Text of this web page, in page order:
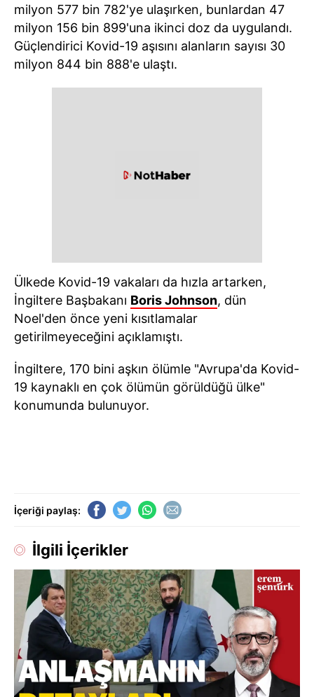
milyon 577 bin 782'ye ulaşırken, bunlardan 47
milyon 156 bin 899'una ikinci doz da uygulandı.
Güçlendirici Kovid-19 aşısını alanların sayısı 30
milyon 844 bin 888'e ulaştı.
Ülkede Kovid-19 vakaları da hızla artarken,
İngiltere Başbakanı Boris Johnson, dün
Noel'den önce yeni kısıtlamalar
getirilmeyeceğini açıklamıştı.
İngiltere, 170 bini aşkın ölümle "Avrupa'da Kovid-
19 kaynaklı en çok ölümün görüldüğü ülke"
konumunda bulunuyor.
İçeriği paylaş:
İlgili İçerikler